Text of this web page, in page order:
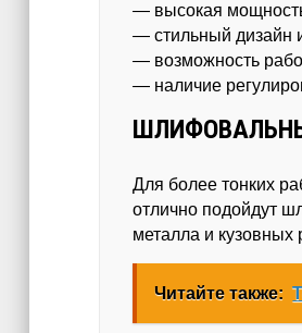
— высокая
— стильный дизайн
— возможность
— наличие
Для более тонких
отлично подойдут
металла и кузовных
Читайте также: